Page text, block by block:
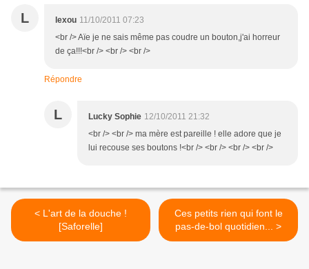
L lexou 11/10/2011 07:23
<br /> Aïe je ne sais même pas coudre un bouton,j'ai horreur
de ça!!!<br /> <br /> <br />
Répondre
L Lucky Sophie 12/10/2011 21:32
<br /> <br /> ma mère est pareille ! elle adore que je
lui recouse ses boutons !<br /> <br /> <br /> <br />
< L'art de la douche !
[Saforelle]
Ces petits rien qui font le
pas-de-bol quotidien... >